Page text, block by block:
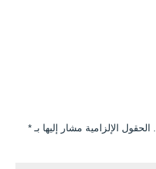
الحقول الإلزامية مشار إليها بـ *